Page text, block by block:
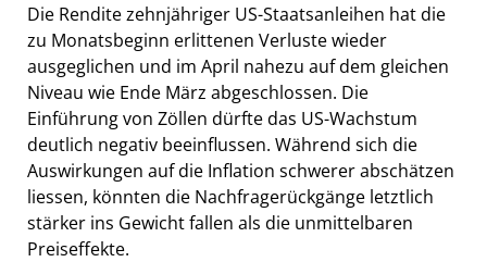
Die Rendite zehnjähriger US-Staatsanleihen hat die
zu Monatsbeginn erlittenen Verluste wieder
ausgeglichen und im April nahezu auf dem gleichen
Niveau wie Ende März abgeschlossen. Die
Einführung von Zöllen dürfte das US-Wachstum
deutlich negativ beeinflussen. Während sich die
Auswirkungen auf die Inflation schwerer abschätzen
liessen, könnten die Nachfragerückgänge letztlich
stärker ins Gewicht fallen als die unmittelbaren
Preiseffekte.